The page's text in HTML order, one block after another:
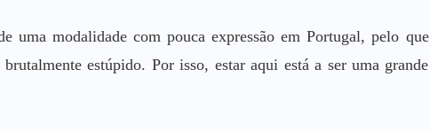
uma modalidade com pouca expressão em Portugal, pelo que
estúpido. Por isso, estar aqui está a ser uma grande